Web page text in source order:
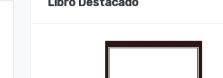
Libro Destacado